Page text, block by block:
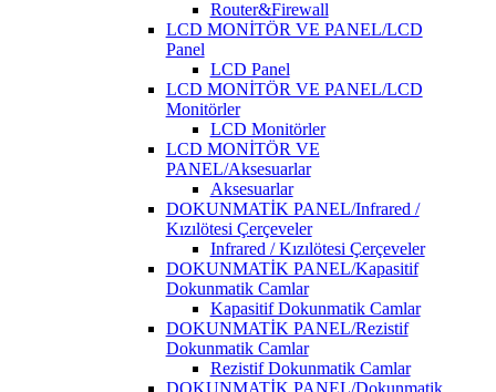
Router&Firewall
LCD MONİTÖR VE PANEL/LCD
Panel
LCD Panel
LCD MONİTÖR VE PANEL/LCD
Monitörler
LCD Monitörler
LCD MONİTÖR VE
PANEL/Aksesuarlar
Aksesuarlar
DOKUNMATİK PANEL/Infrared /
Kızılötesi Çerçeveler
Infrared / Kızılötesi Çerçeveler
DOKUNMATİK PANEL/Kapasitif
Dokunmatik Camlar
Kapasitif Dokunmatik Camlar
DOKUNMATİK PANEL/Rezistif
Dokunmatik Camlar
Rezistif Dokunmatik Camlar
DOKUNMATİK PANEL/Dokunmatik